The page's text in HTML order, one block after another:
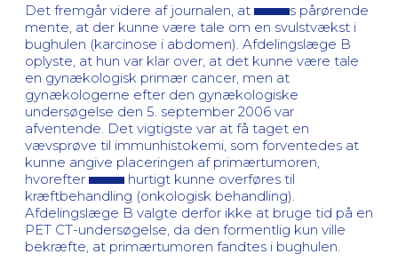
Det fremgår videre af journalen, at
s pårørende
mente, at der kunne være tale om en svulstvækst i
bughulen (karcinose i abdomen). Afdelingslæge B
oplyste, at hun var klar over, at det kunne være tale
en gynækologisk primær cancer, men at
gynækologerne efter den gynækologiske
undersøgelse den 5. september 2006 var
afventende. Det vigtigste var at få taget en
vævsprøve til immunhistokemi, som forventedes at
kunne angive placeringen af primærtumoren,
hvorefter
hurtigt kunne overføres til
kræftbehandling (onkologisk behandling).
Afdelingslæge B valgte derfor ikke at bruge tid på en
PET CT-undersøgelse, da den formentlig kun ville
bekræfte, at primærtumoren fandtes i bughulen.